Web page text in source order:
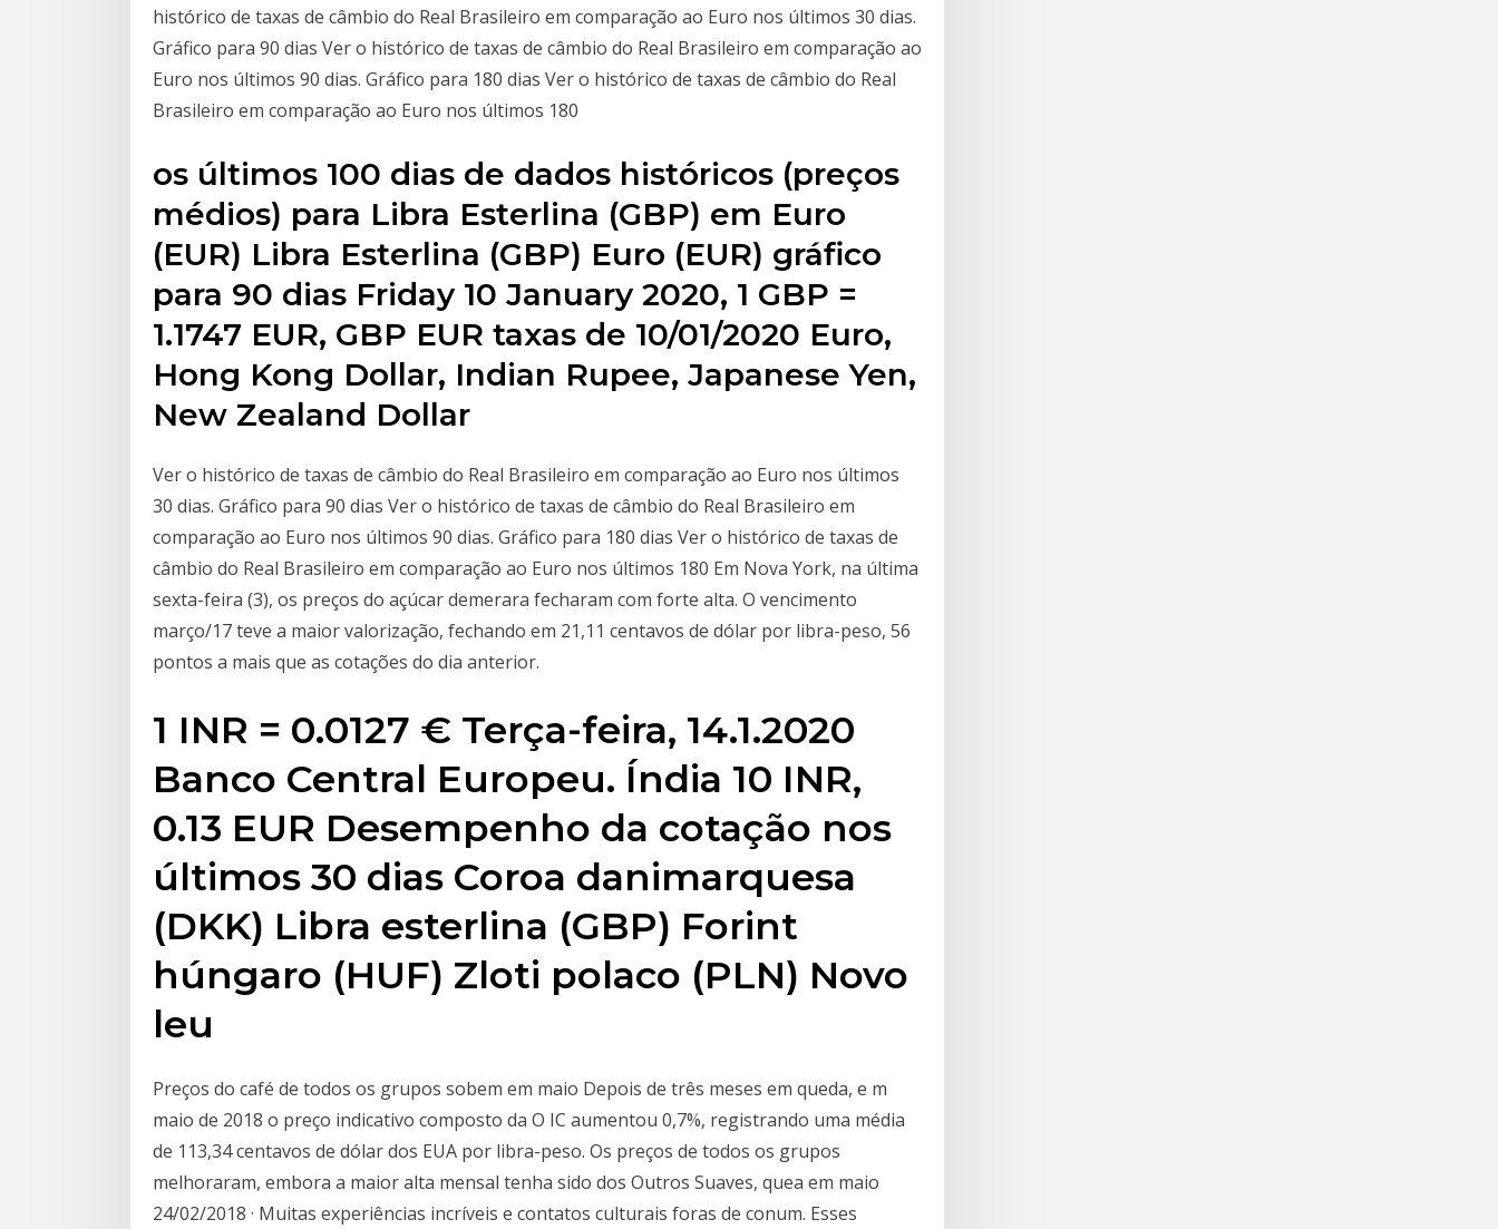
histórico de taxas de câmbio do Real Brasileiro em comparação ao Euro nos últimos 30 dias.
Gráfico para 90 dias Ver o histórico de taxas de câmbio do Real Brasileiro em comparação ao
Euro nos últimos 90 dias. Gráfico para 180 dias Ver o histórico de taxas de câmbio do Real
Brasileiro em comparação ao Euro nos últimos 180
os últimos 100 dias de dados históricos (preços
médios) para Libra Esterlina (GBP) em Euro
(EUR) Libra Esterlina (GBP) Euro (EUR) gráfico
para 90 dias Friday 10 January 2020, 1 GBP =
1.1747 EUR, GBP EUR taxas de 10/01/2020 Euro,
Hong Kong Dollar, Indian Rupee, Japanese Yen,
New Zealand Dollar
Ver o histórico de taxas de câmbio do Real Brasileiro em comparação ao Euro nos últimos
30 dias. Gráfico para 90 dias Ver o histórico de taxas de câmbio do Real Brasileiro em
comparação ao Euro nos últimos 90 dias. Gráfico para 180 dias Ver o histórico de taxas de
câmbio do Real Brasileiro em comparação ao Euro nos últimos 180 Em Nova York, na última
sexta-feira (3), os preços do açúcar demerara fecharam com forte alta. O vencimento
março/17 teve a maior valorização, fechando em 21,11 centavos de dólar por libra-peso, 56
pontos a mais que as cotações do dia anterior.
1 INR = 0.0127 € Terça-feira, 14.1.2020
Banco Central Europeu. Índia 10 INR,
0.13 EUR Desempenho da cotação nos
últimos 30 dias Coroa danimarquesa
(DKK) Libra esterlina (GBP) Forint
húngaro (HUF) Zloti polaco (PLN) Novo
leu
Preços do café de todos os grupos sobem em maio Depois de três meses em queda, e m
maio de 2018 o preço indicativo composto da O IC aumentou 0,7%, registrando uma média
de 113,34 centavos de dólar dos EUA por libra-peso. Os preços de todos os grupos
melhoraram, embora a maior alta mensal tenha sido dos Outros Suaves, quea em maio
24/02/2018 · Muitas experiências incríveis e contatos culturais foras de conum. Esses